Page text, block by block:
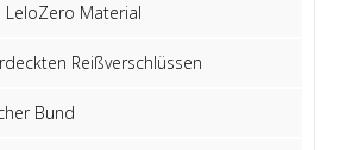
LeloZero Material
Reißverschlüssen
Bund